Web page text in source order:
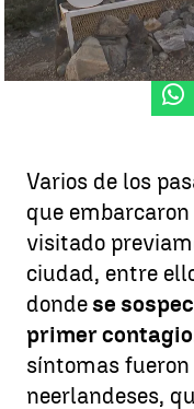
Paula Franco
Publicado:10 de
Varios de los
que
visitado
ciudad, entre
dondese
primer contagio
síntomas
neerlandeses,